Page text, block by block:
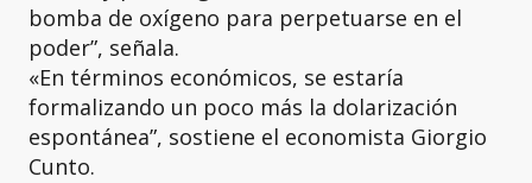
bomba de oxígeno para perpetuarse en el
poder”, señala.
«En términos económicos, se estaría
formalizando un poco más la dolarización
espontánea”, sostiene el economista Giorgio
Cunto.